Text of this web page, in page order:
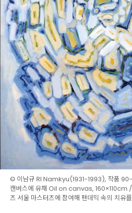
© 이남규 RI Namkyu(1931-1993), 작품
캔버스에 유채 Oil on canvas, 160×110cm /
즈 서울 마스터즈에 참여해 팬데믹 속의 치유